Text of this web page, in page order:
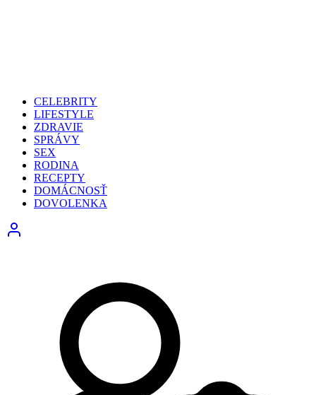
CELEBRITY
LIFESTYLE
ZDRAVIE
SPRÁVY
SEX
RODINA
RECEPTY
DOMÁCNOSŤ
DOVOLENKA